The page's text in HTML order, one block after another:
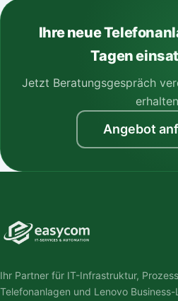
Ihre neue
Tagen
Jetzt Beratungsgespräch
Angebot
Ihr Partner für IT-Infrastruktur,
Telefonanlagen und Lenovo